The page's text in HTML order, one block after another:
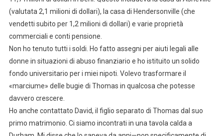
(valutata 2,1 milioni di dollari), la casa di Hendersonville (che
vendetti subito per 1,2 milioni di dollari) e varie proprietà
commerciali e conti pensione.
Non ho tenuto tutti i soldi. Ho fatto assegni per aiuti legali alle
donne in situazioni di abuso finanziario e ho istituito un solido
fondo universitario per i miei nipoti. Volevo trasformare il
«marciume» delle bugie di Thomas in qualcosa che potesse
davvero crescere.
Ho anche contattato David, il figlio separato di Thomas dal suo
primo matrimonio. Ci siamo incontrati in una tavola calda a